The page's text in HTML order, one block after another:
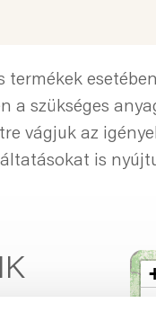
termékek
a szükséges
vágjuk az
is